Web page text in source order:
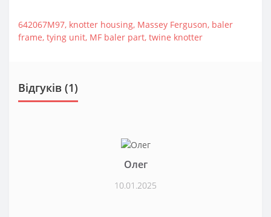
642067M97, knotter housing, Massey Ferguson, baler
frame, tying unit, MF baler part, twine knotter
Відгуків (1)
Олег
10.01.2025